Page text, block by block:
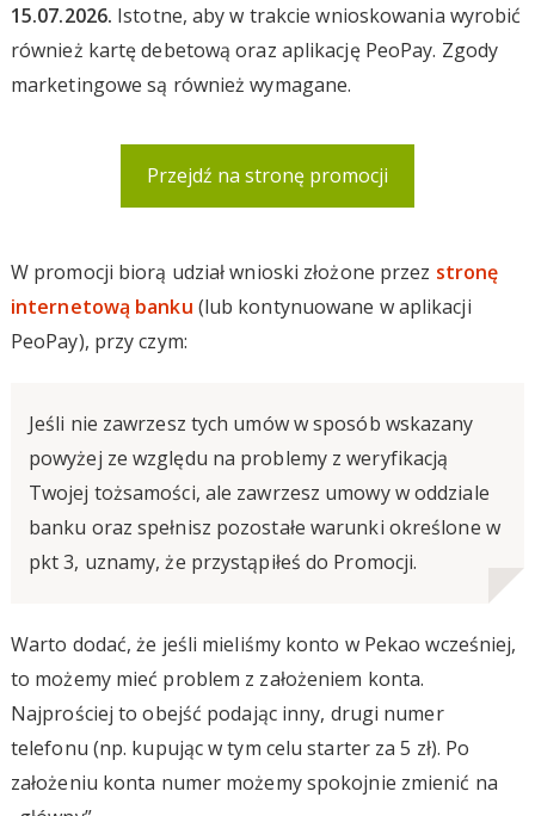
15.07.2026. Istotne, aby w trakcie wnioskowania wyrobić
również kartę debetową oraz aplikację PeoPay. Zgody
marketingowe są również wymagane.
Przejdź na stronę promocji
W promocji biorą udział wnioski złożone przez stronę
internetową banku (lub kontynuowane w aplikacji
PeoPay), przy czym:
Jeśli nie zawrzesz tych umów w sposób wskazany
powyżej ze względu na problemy z weryfikacją
Twojej tożsamości, ale zawrzesz umowy w oddziale
banku oraz spełnisz pozostałe warunki określone w
pkt 3, uznamy, że przystąpiłeś do Promocji.
Warto dodać, że jeśli mieliśmy konto w Pekao wcześniej,
to możemy mieć problem z założeniem konta.
Najprościej to obejść podając inny, drugi numer
telefonu (np. kupując w tym celu starter za 5 zł). Po
założeniu konta numer możemy spokojnie zmienić na